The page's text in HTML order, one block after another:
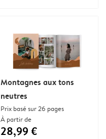
Montagnes aux tons
neutres
Prix basé sur 26 pages
À partir de
28,99 €